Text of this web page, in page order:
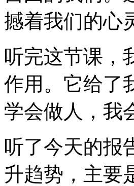
撼着我们的心
听完这节课，
作用。它给了
学会做人，我
听了今天的报
升趋势，主要